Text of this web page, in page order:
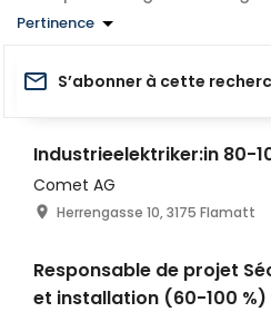
Pertinence
S’abonner à cette
Industrieelektriker:in 80-
Comet AG
Herrengasse 10, 3175 Flamatt
Responsable de projet
et installation (60-100 %)